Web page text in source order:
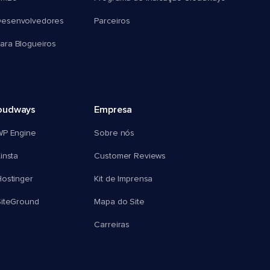
Blogueiros
Parceiros
Engine
Empresa
Sobre nós
Customer Reviews
Kit de Imprensa
Mapa do Site
Carreiras